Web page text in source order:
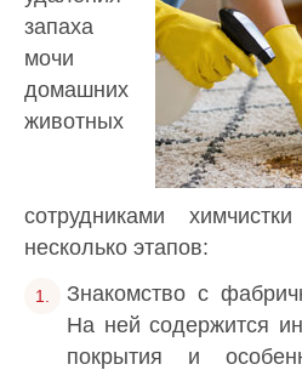
запаха
мочи
домашних
животных
сотрудниками
несколько этапов:
Знакомство с
На ней содержится
покрытия и